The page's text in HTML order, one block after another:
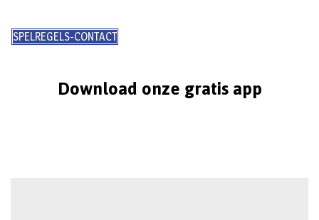
SPELREGELS-CONTACT
Download onze gratis app